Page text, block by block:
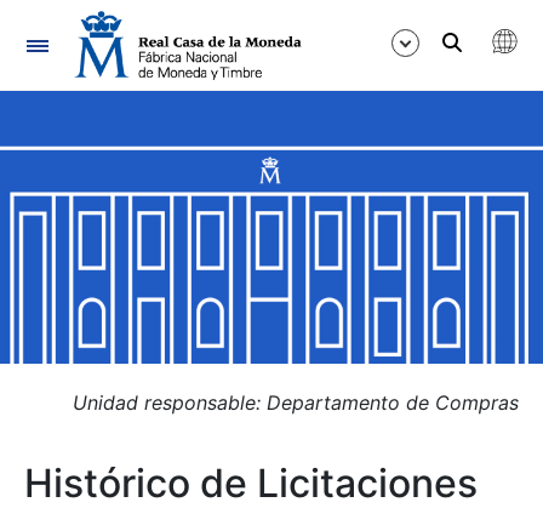
Navegación
Mostrar/Ocultar
Mostrar/Ocultar
Mostrar/Ocultar
Mostrar/Ocultar
Unidad responsable: Departamento de Compras
Histórico de Licitaciones